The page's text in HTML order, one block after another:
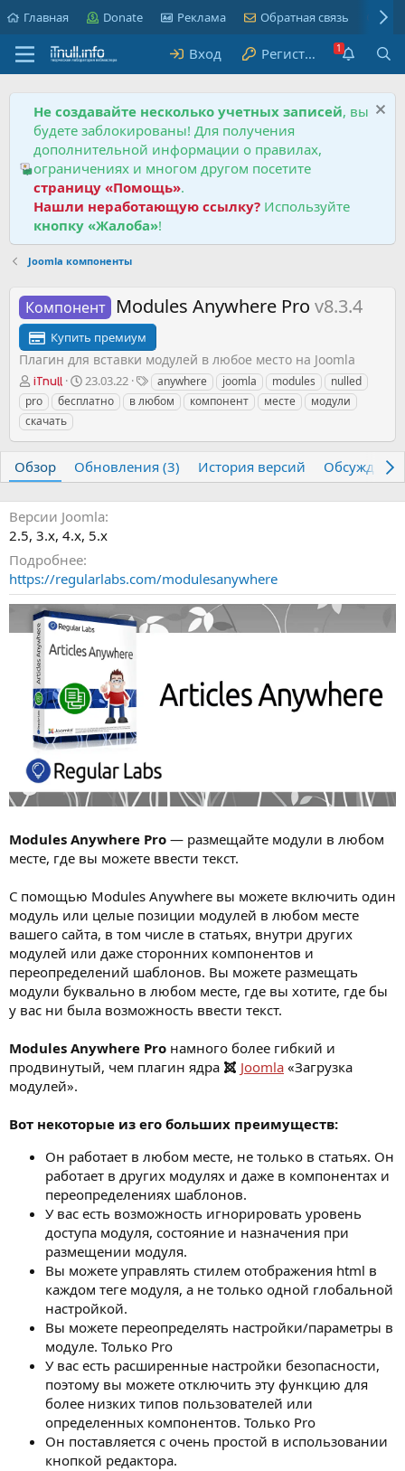
Главная Donate Реклама Обратная связь
Вход Регистрация
Не создавайте несколько учетных записей, вы
будете заблокированы! Для получения
дополнительной информации о правилах,
ограничениях и многом другом посетите
страницу «Помощь».
Нашли неработающую ссылку? Используйте
кнопку «Жалоба»!
Joomla компоненты
Компонент Modules Anywhere Prov8.3.4
Купить премиум
Плагин для вставки модулей в любое место на Joomla
А
в
т
о
р
iTnull
Д
а
т
с
о
н
и
я
23.03.22
Т
е
г
anywhere joomla modules
nulled
pro
бесплатно в любом компонент месте
модули
скачать
Обзор Обновления (3) История версий
Версии Joomla
2.5 3.х 4.x 5.x
Подробнее
https://regularlabs.com/modulesanywhere
Modules Anywhere Pro — размещайте модули в любом
месте, где вы можете ввести текст.
С помощью Modules Anywhere вы можете включить один
модуль или целые позиции модулей в любом месте
вашего сайта, в том числе в статьях, внутри других
модулей или даже сторонних компонентов и
переопределений шаблонов. Вы можете размещать
модули буквально в любом месте, где вы хотите, где бы
у вас ни была возможность ввести текст.
Modules Anywhere Pro намного более гибкий и
продвинутый, чем плагин ядра
Joomla «Загрузка
модулей».
Вот некоторые из его больших преимуществ:
Он работает в любом месте, не только в статьях. Он
работает в других модулях и даже в компонентах и
переопределениях шаблонов.
У вас есть возможность игнорировать уровень
доступа модуля, состояние и назначения при
размещении модуля.
Вы можете управлять стилем отображения html в
каждом теге модуля, а не только одной глобальной
настройкой.
Вы можете переопределять настройки/параметры в
модуле. Только Pro
У вас есть расширенные настройки безопасности,
поэтому вы можете отключить эту функцию для
более низких типов пользователей или
определенных компонентов. Только Pro
Он поставляется с очень простой в использовании
кнопкой редактора.